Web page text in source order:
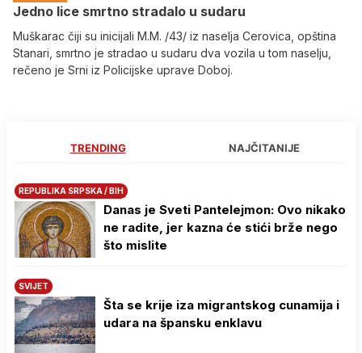
Јedno lice smrtno stradalo u sudaru
Muškarac čiji su inicijali M.M. /43/ iz naselja Cerovica, opština
Stanari, smrtno je stradao u sudaru dva vozila u tom naselju,
rečeno je Srni iz Policijske uprave Doboj.
TRENDING NAJČITANIJE
REPUBLIKA SRPSKA / BIH
Danas je Sveti Pantelejmon: Ovo nikako
ne radite, jer kazna će stići brže nego
što mislite
SVIJET
Šta se krije iza migrantskog cunamija i
udara na špansku enklavu